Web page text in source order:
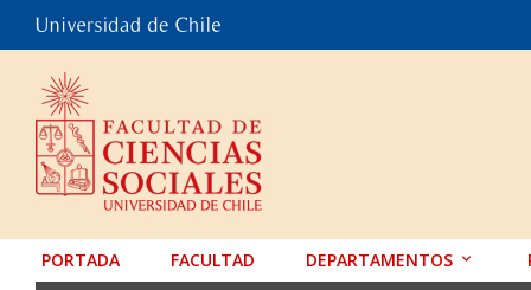
PORTADA FACULTAD
DEPARTAMENTOS